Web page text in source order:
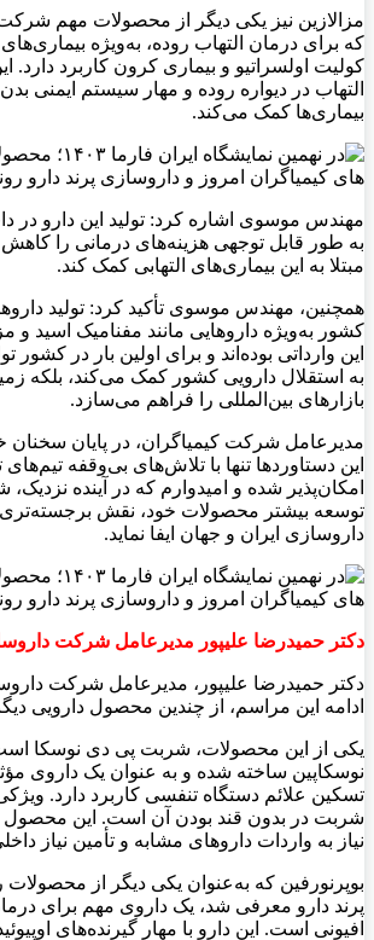
مزالازین نیز یکی دیگر از محصولات مهم
که برای درمان التهاب روده، به‌ویژه بیماری‌های
کولیت اولسراتیو و بیماری کرون کاربرد دارد.
التهاب در دیواره روده و مهار سیستم ایمنی
بیماری‌ها کمک می‌کند.
مهندس موسوی اشاره کرد: تولید این دارو در
به طور قابل توجهی هزینه‌های درمانی را کاهش
مبتلا به این بیماری‌های التهابی کمک کند.
همچنین، مهندس موسوی تأکید کرد: تولید
کشور به‌ویژه داروهایی مانند مفنامیک اسید و
این وارداتی بوده‌اند و برای اولین بار در کشور
به استقلال دارویی کشور کمک می‌کند، بلکه
بازارهای بین‌المللی را فراهم می‌سازد.
مدیرعامل شرکت کیمیاگران، در پایان سخنان
این دستاوردها تنها با تلاش‌های بی‌وقفه
امکان‌پذیر شده و امیدوارم که در آینده
توسعه بیشتر محصولات خود، نقش
داروسازی ایران و جهان ایفا نماید.
دکتر حمیدرضا علیپور مدیرعامل شرکت
دکتر حمیدرضا علیپور، مدیرعامل شرکت
ادامه این مراسم، از چندین محصول دارویی
یکی از این محصولات، شربت پی دی نوسکا
نوسکاپین ساخته شده و به عنوان یک داروی
تسکین علائم دستگاه تنفسی کاربرد دارد.
شربت در بدون قند بودن آن است. این
نیاز به واردات داروهای مشابه و تأمین نیاز
بوپرنورفین که به‌عنوان یکی دیگر از
پرند دارو معرفی شد، یک داروی مهم برای
افیونی است. این دارو با مهار گیرنده‌های